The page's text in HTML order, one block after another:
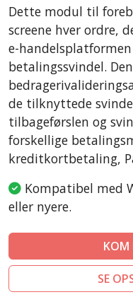
ZenCart
PinnacleCart
FoxyCart
Easy Digital
nopCommerce
Ecwid by
WISECP
ThirtyBees
Shopware
Dette modul til
screene hver ordre,
e-
betalingssvindel.
de tilknyttede
tilbageførslen og
forskellige
kreditkortbetaling,
Kompatibel med
eller nyere.
KOM
SE